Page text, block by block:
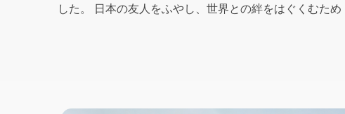
した。 日本の友人をふやし、世界との絆をはぐくむため